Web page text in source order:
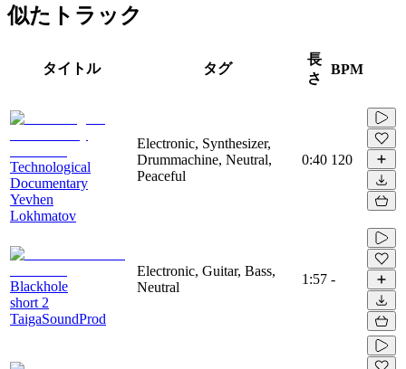
似たトラック
タイトル タグ
長
さ
BPM
Technological
Documentary
Yevhen
Lokhmatov
Electronic, Synthesizer,
Drummachine, Neutral,
Peaceful
0:40 120
Blackhole
short 2
TaigaSoundProd
Electronic, Guitar, Bass,
Neutral
1:57 -